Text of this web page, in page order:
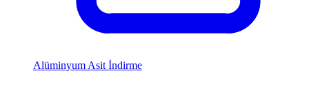
Alüminyum Asit İndirme